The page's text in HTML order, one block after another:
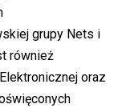
grupy Nets i
również
oraz